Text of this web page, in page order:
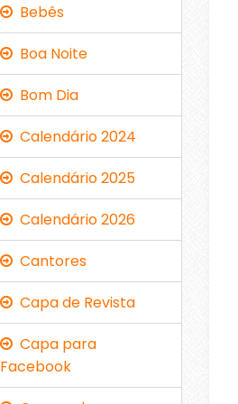
Bebês
Boa Noite
Bom Dia
Calendário 2024
Calendário 2025
Calendário 2026
Cantores
Capa de Revista
Capa para
Facebook